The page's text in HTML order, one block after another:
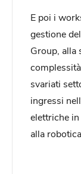
E poi i
gestione
Group, alla
svariati
ingressi
elettriche
alla